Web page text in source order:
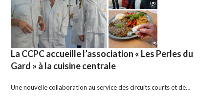
La CCPC accueille l’association « Les Perles du
Gard » à la cuisine centrale
Une nouvelle collaboration au service des circuits courts et de…